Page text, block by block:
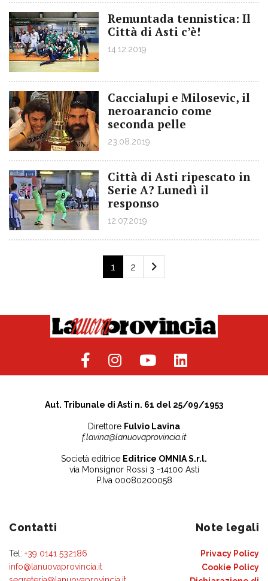
Remuntada tennistica: Il
Città di Asti c’è!
14.12.2019
Caccialupi e Milosevic, il
neroarancio come
seconda pelle
23.08.2019
Città di Asti ripescato in
Serie A? Lunedì il
responso
12.07.2019
1 2
Aut. Tribunale di Asti n. 61 del 25/09/1953
Direttore Fulvio Lavina
f.lavina@lanuovaprovincia.it
Società editrice Editrice OMNIA S.r.l.
via Monsignor Rossi 3 -14100 Asti
P.Iva 00080200058
Contatti
Tel: +39 0141 532186
info@lanuovaprovincia.it
Note legali
Privacy Policy
Cookie Policy